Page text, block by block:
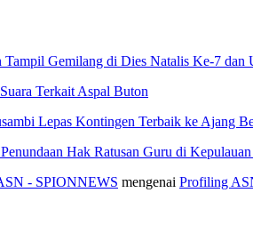
Gemilang di Dies Natalis Ke-7 dan
Terkait Aspal Buton
Lepas Kontingen Terbaik ke Ajang
Hak Ratusan Guru di
- SPIONNEWS mengenai Profiling